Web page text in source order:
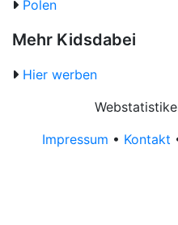
Polen
Mehr Kidsdabei
Hier werben
Impressum • Kontakt